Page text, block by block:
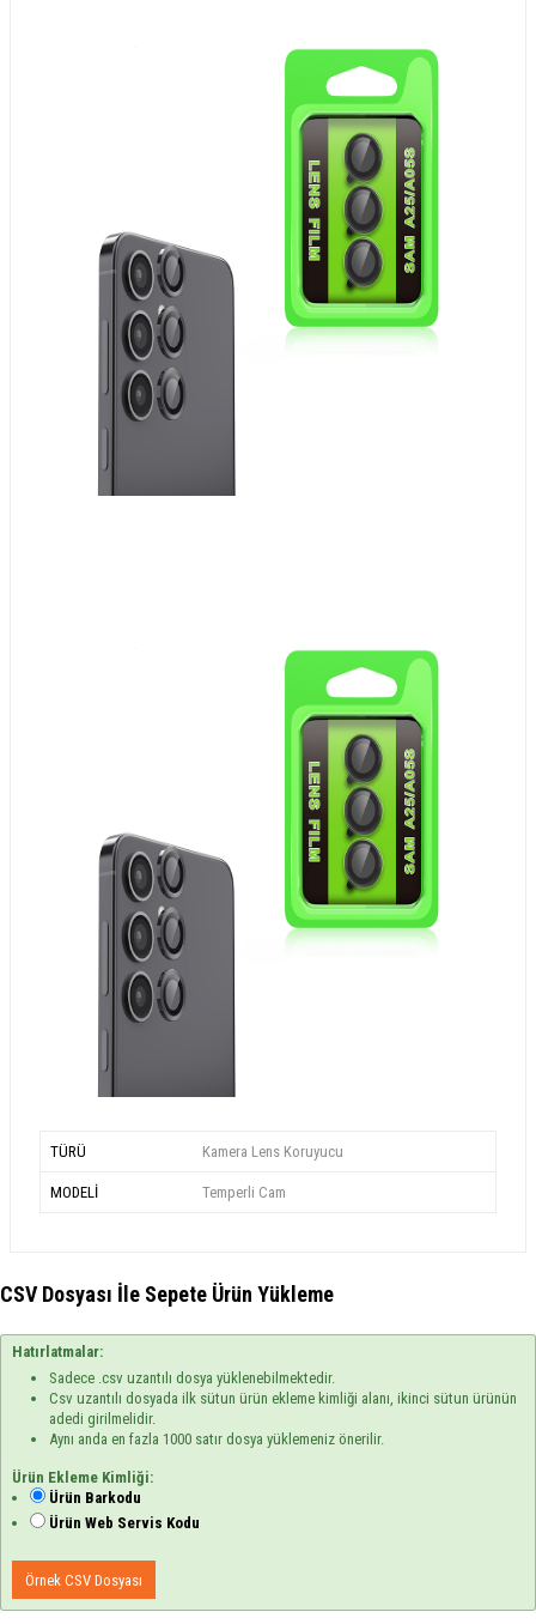
TÜRÜ Kamera Lens Koruyucu
MODELİ Temperli Cam
CSV Dosyası İle Sepete Ürün Yükleme
Hatırlatmalar:
Sadece .csv uzantılı dosya yüklenebilmektedir.
Csv uzantılı dosyada ilk sütun ürün ekleme kimliği alanı, ikinci sütun ürünün
adedi girilmelidir.
Aynı anda en fazla 1000 satır dosya yüklemeniz önerilir.
Ürün Ekleme Kimliği:
Ürün Barkodu
Ürün Web Servis Kodu
Örnek CSV Dosyası